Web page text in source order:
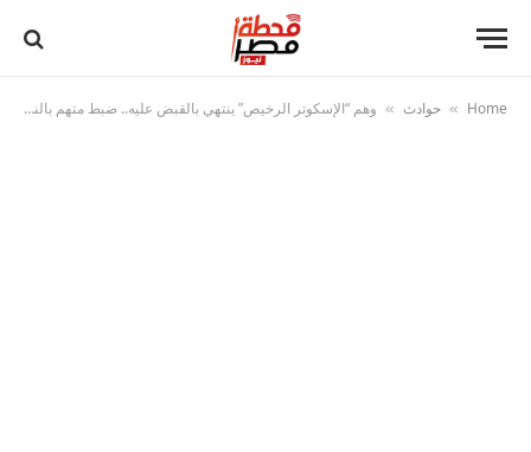
Home
» حوادث » وهم “الإسكوتر الرخيص” ينتهي بالقبض عليه.. ضبط متهم بالنصب الإلكتروني في الإسماعيلية